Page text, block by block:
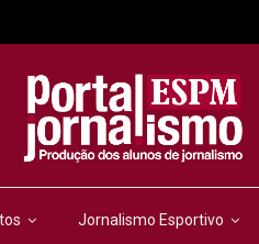
Jornalismo Esportivo